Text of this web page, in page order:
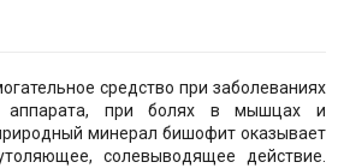
средство при заболеваниях
аппарата, при болях в мышцах и
минерал бишофит оказывает
солевыводящее действие.